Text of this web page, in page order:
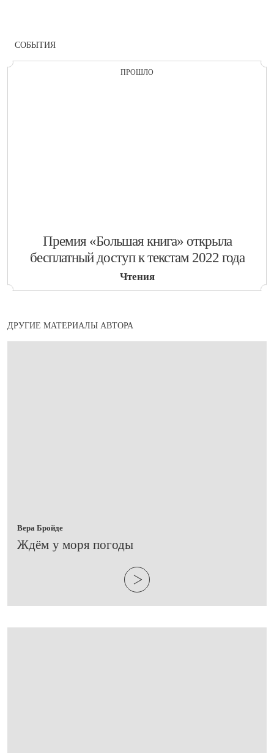
СОБЫТИЯ
ПРОШЛО
​Премия «Большая книга» открыла
бесплатный доступ к текстам 2022 года
Чтения
ДРУГИЕ МАТЕРИАЛЫ АВТОРА
Вера Бройде
​Ждём у моря погоды